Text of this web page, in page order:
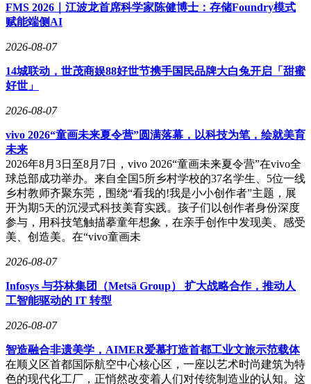
FMS 2026｜江波龙首席科学家陈健博士：存储Foundry模式
赋能端侧AI
2026-08-07
14城联动，世茂商娱88好世节携手国民品牌大白兔开启「甜蜜
好世」
2026-08-07
vivo 2026“童画未来夏令营”圆满落幕，以科技为笔，绘就美育
未来
2026年8月3日至8月7日，vivo 2026“童画未来夏令营”在vivo全
球总部成功举办。来自全国5所乡村学校的37名学生、5位一线
乡村教师齐聚东莞，围绕“看我的!我是小小创作者”主题，展
开为期5天的沉浸式科技美育实践。孩子们以创作者身份深度
参与，用科技笔触描摹童年想象，在亲手创作中发现美、感受
美、创造美。在“vivo童画未
2026-08-07
Infosys 与芬林集团（Metsä Group） 扩大战略合作，推动人
工智能驱动的 IT 转型
2026-08-07
智造融合非遗美学，AIMER爱慕打造首都工业文旅示范载体
在顺义区首都国际航空中心核心区，一座以艺术时尚建筑为特
色的现代化工厂，正悄然改变着人们对传统制造业的认知。这